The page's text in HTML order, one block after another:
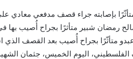
بإصابته جراء قصف مدفعي معادي
رمضان شبير متأثرًا بجراح أُصيب
متأثّرًا بجراح أُصيب بعد القصف
اليوم الخميس، جثمان